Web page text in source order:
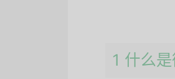
1 什么是